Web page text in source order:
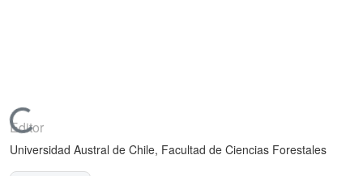
Cargando...
Editor
Universidad Austral de Chile, Facultad de Ciencias Forestales